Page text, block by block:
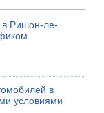
в Ришон-ле-
в
условиями